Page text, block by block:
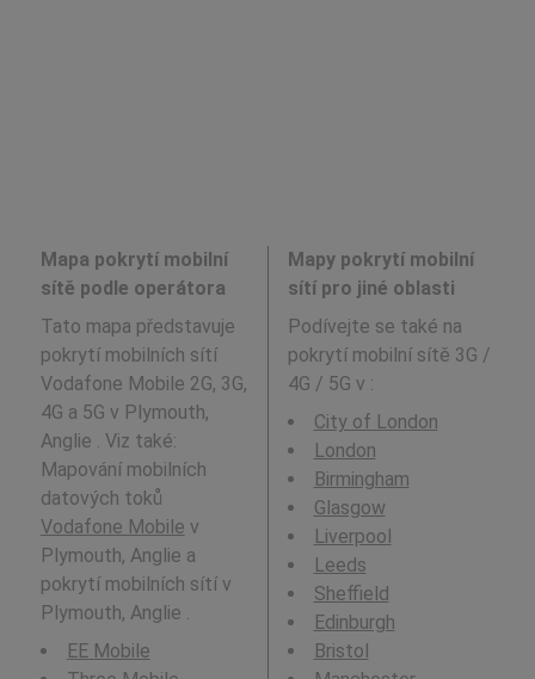
Mapa pokrytí mobilní
sítě podle operátora
Tato mapa představuje
pokrytí mobilních sítí
Vodafone Mobile 2G, 3G,
4G a 5G v Plymouth,
Anglie . Viz také:
Mapování mobilních
datových toků
Vodafone Mobile v
Plymouth, Anglie a
pokrytí mobilních sítí v
Plymouth, Anglie .
EE Mobile
Mapy pokrytí mobilní
sítí pro jiné oblasti
Podívejte se také na
pokrytí mobilní sítě 3G /
4G / 5G v :
City of London
London
Birmingham
Glasgow
Liverpool
Leeds
Sheffield
Edinburgh
Bristol